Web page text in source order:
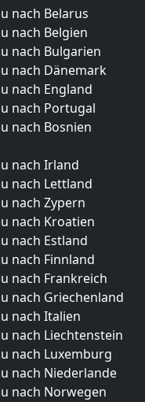
nach Belarus
nach Belgien
nach Bulgarien
nach Dänemark
nach England
nach Portugal
nach Bosnien
nach Irland
nach Lettland
nach Zypern
nach Kroatien
nach Estland
nach Finnland
nach Frankreich
nach Griechenland
nach Italien
nach Liechtenstein
nach Luxemburg
nach Niederlande
nach Norwegen